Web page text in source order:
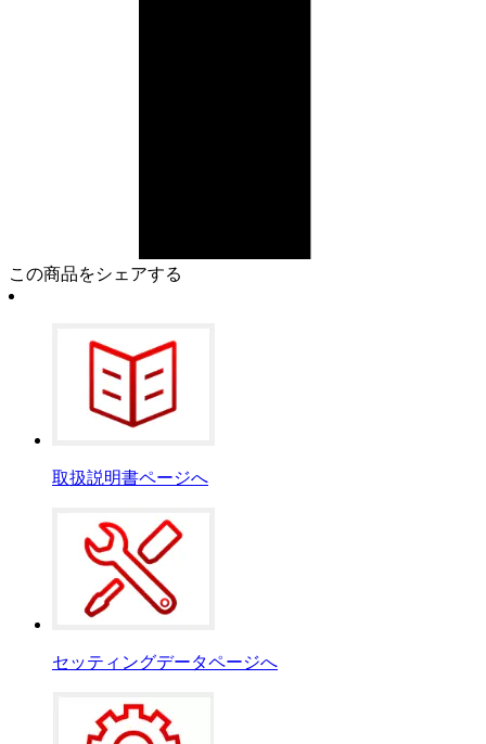
この商品をシェアする
取扱説明書ページへ
セッティングデータページへ